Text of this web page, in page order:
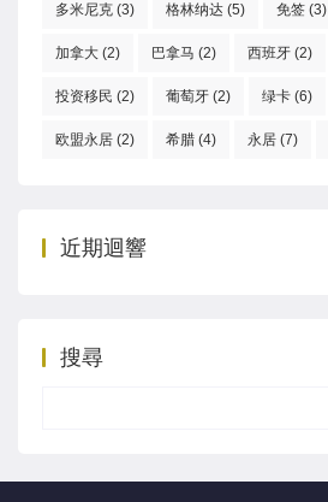
多米尼克 (3) 格林纳达 (5) 免签 (3)
加拿大 (2) 巴拿马 (2) 西班牙 (2)
投资移民 (2) 葡萄牙 (2) 绿卡 (6)
欧盟永居 (2) 希腊 (4) 永居 (7)
近期迴響
搜尋